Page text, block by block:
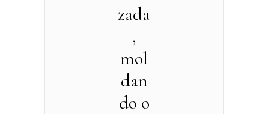
zada
,
mol
dan
do o